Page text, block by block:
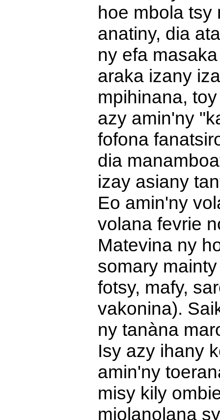
hoe mbola tsy
anatiny, dia
ny efa
araka izany
mpihinana,
azy amin'ny
fofona
dia
izay asiany
Eo amin'ny
volana fevrie
Matevina ny
somary
fotsy, mafy,
vakonina).
ny tanàna
Isy azy ihany
amin'ny
misy kily
miolanolana